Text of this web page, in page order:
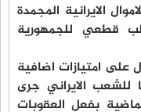
الايرانية المجمدة
قطعي للجمهورية
امتيازات اضافية
للشعب الايراني جرى
بفعل العقوبات